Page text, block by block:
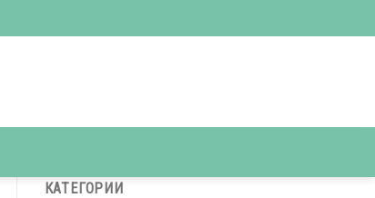
КАТЕГОРИИ